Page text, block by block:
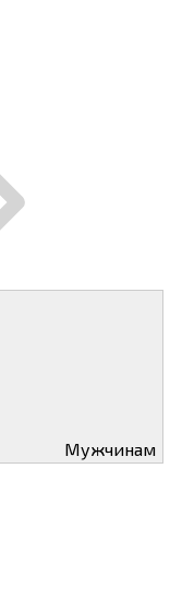
Мужчинам